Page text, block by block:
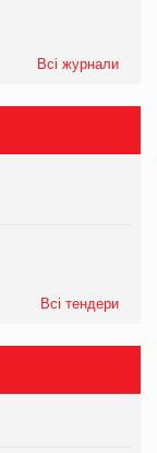
Всі журнали
Всі тендери